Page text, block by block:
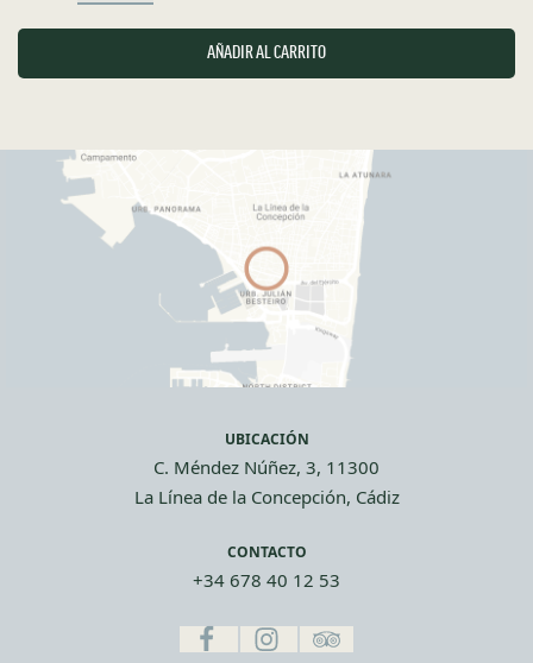
-
DE
TINTO
CANTIDAD
AÑADIR AL CARRITO
UBICACIÓN
C. Méndez Núñez, 3, 11300
La Línea de la Concepción, Cádiz
CONTACTO
+34 678 40 12 53